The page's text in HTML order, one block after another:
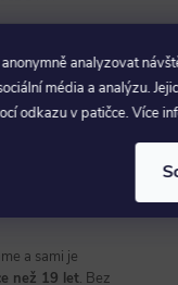
analyzovat
média a analýzu.
odkazu v patičce. Více
Kč
DPH
a sami je
než 19 let. Bez